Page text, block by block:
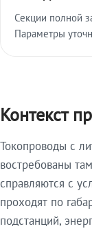
Секции полной
Параметры
Контекст
Токопроводы с
востребованы
справляются с
проходят по
подстанций,